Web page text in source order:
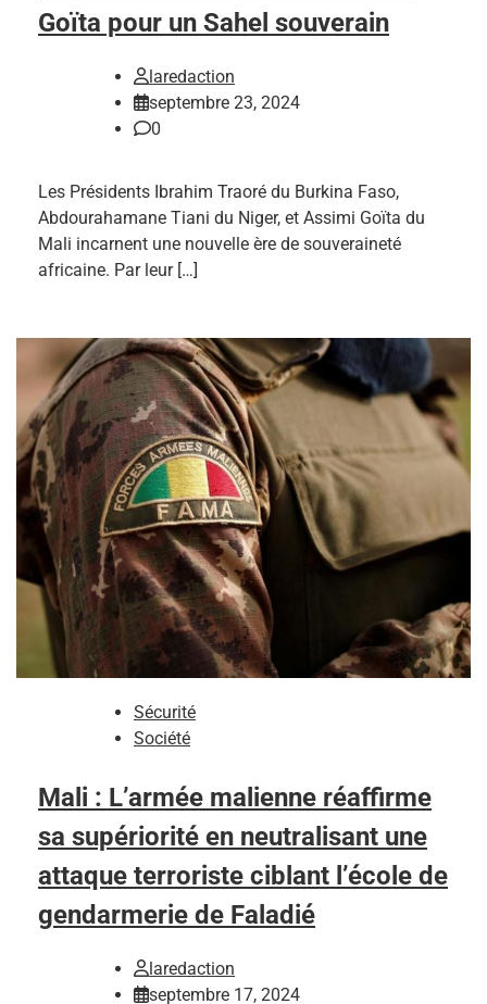
Goïta pour un Sahel souverain
laredaction
septembre 23, 2024
0
Les Présidents Ibrahim Traoré du Burkina Faso,
Abdourahamane Tiani du Niger, et Assimi Goïta du
Mali incarnent une nouvelle ère de souveraineté
africaine. Par leur […]
Sécurité
Société
Mali : L’armée malienne réaffirme
sa supériorité en neutralisant une
attaque terroriste ciblant l’école de
gendarmerie de Faladié
laredaction
septembre 17, 2024